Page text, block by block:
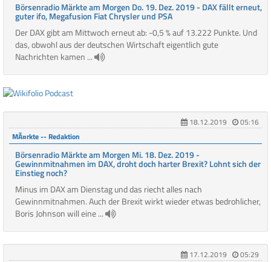
Börsenradio Märkte am Morgen Do. 19. Dez. 2019 - DAX fällt erneut,
guter ifo, Megafusion Fiat Chrysler und PSA
Der DAX gibt am Mittwoch erneut ab: -0,5 % auf 13.222 Punkte. Und
das, obwohl aus der deutschen Wirtschaft eigentlich gute
Nachrichten kamen ...
18.12.2019
05:16
MÃ¤rkte -- Redaktion
Börsenradio Märkte am Morgen Mi. 18. Dez. 2019 -
Gewinnmitnahmen im DAX, droht doch harter Brexit? Lohnt sich der
Einstieg noch?
Minus im DAX am Dienstag und das riecht alles nach
Gewinnmitnahmen. Auch der Brexit wirkt wieder etwas bedrohlicher,
Boris Johnson will eine ...
17.12.2019
05:29